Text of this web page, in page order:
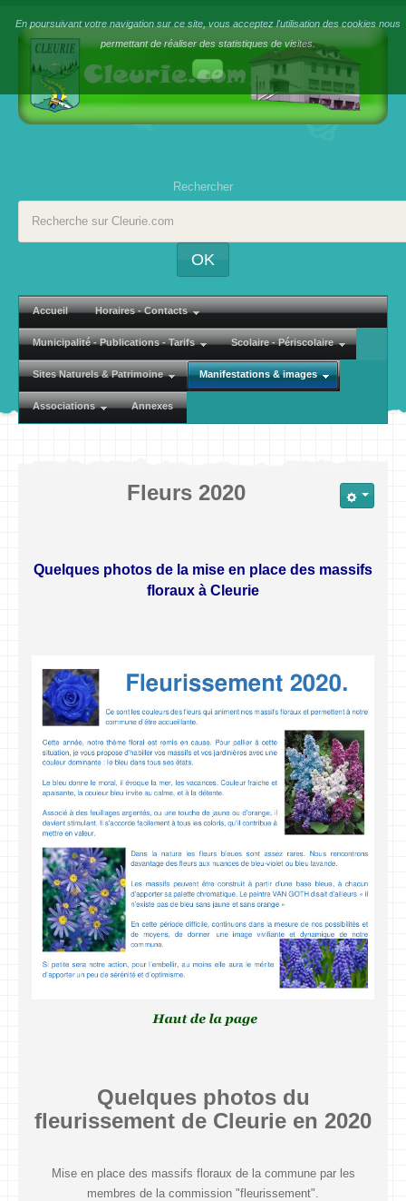
En poursuivant votre navigation sur ce site, vous acceptez l'utilisation des cookies nous
permettant de réaliser des statistiques de visites.
Rechercher
OK
Accueil Horaires - Contacts
Municipalité - Publications - Tarifs Scolaire - Périscolaire
Sites Naturels & Patrimoine Manifestations & images
Associations Annexes
Fleurs 2020
Quelques photos de la mise en place des massifs
floraux à Cleurie
Quelques photos du
fleurissement de Cleurie en 2020
Mise en place des massifs floraux de la commune par les
membres de la commission "fleurissement".